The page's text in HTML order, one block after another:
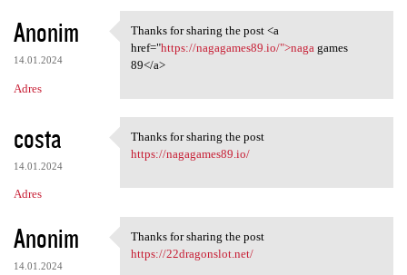
Anonim
14.01.2024
Adres
Thanks for sharing the post
Thanks for sharing the post <a
href="https://nagagames89.io/">nagagames
89</a>
costa
14.01.2024
Adres
Thanks for sharing the post
Thanks for sharing the post
https://nagagames89.io/
Anonim
14.01.2024
Thanks for sharing the post
Thanks for sharing the post
https://22dragonslot.net/